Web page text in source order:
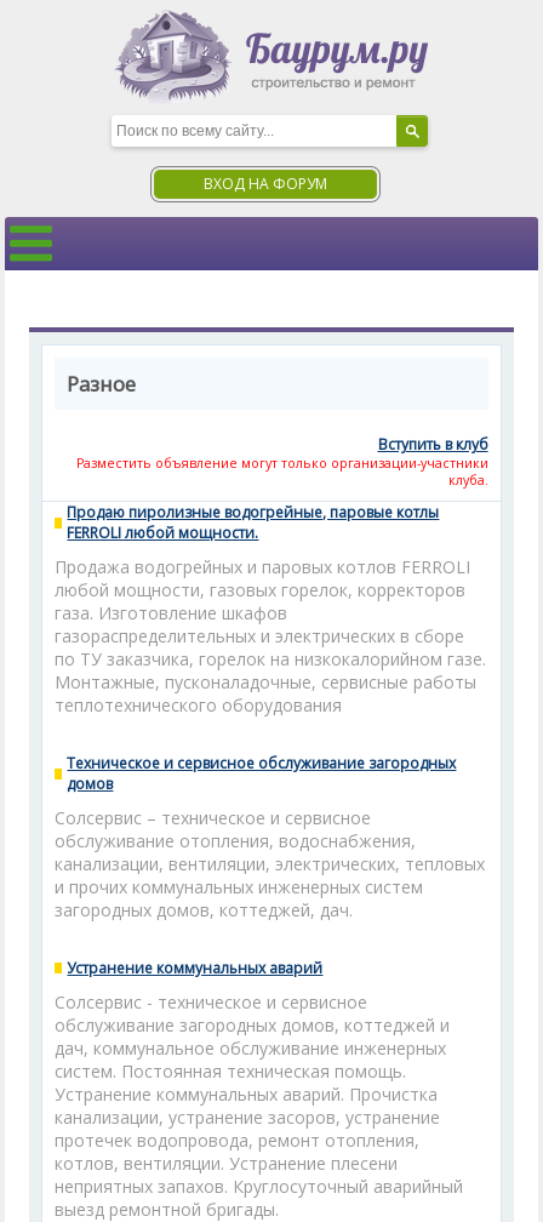
ВХОД НА ФОРУМ
Разное
Вступить в клуб
Разместить объявление могут только организации-участники
клуба.
Продаю пиролизные водогрейные, паровые котлы
FERROLI любой мощности.
Продажа водогрейных и паровых котлов FERROLI
любой мощности, газовых горелок, корректоров
газа. Изготовление шкафов
газораспределительных и электрических в сборе
по ТУ заказчика, горелок на низкокалорийном газе.
Монтажные, пусконаладочные, сервисные работы
теплотехнического оборудования
Техническое и сервисное обслуживание загородных
домов
Солсервис – техническое и сервисное
обслуживание отопления, водоснабжения,
канализации, вентиляции, электрических, тепловых
и прочих коммунальных инженерных систем
загородных домов, коттеджей, дач.
Устранение коммунальных аварий
Солсервис - техническое и сервисное
обслуживание загородных домов, коттеджей и
дач, коммунальное обслуживание инженерных
систем. Постоянная техническая помощь.
Устранение коммунальных аварий. Прочистка
канализации, устранение засоров, устранение
протечек водопровода, ремонт отопления,
котлов, вентиляции. Устранение плесени
неприятных запахов. Круглосуточный аварийный
выезд ремонтной бригады.